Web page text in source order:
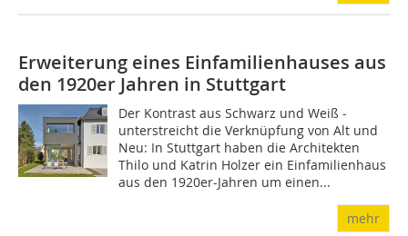
Erweiterung eines Einfamilienhauses aus
den 1920er Jahren in Stuttgart
Der Kontrast aus Schwarz und Weiß ­
unterstreicht die Verknüpfung von Alt und
Neu: In Stuttgart haben die Architekten
Thilo und Katrin Holzer ein Einfamilienhaus
aus den 1920er-Jahren um einen...
mehr